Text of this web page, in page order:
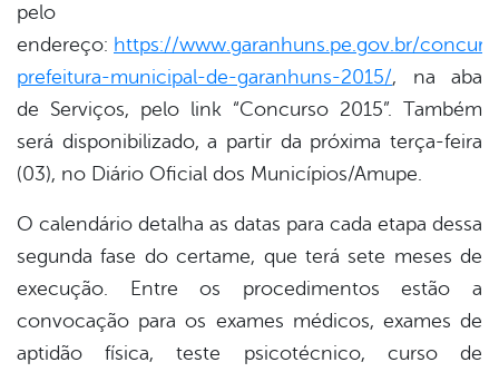
pelo
endereço: https://www.garanhuns.pe.gov.br/
prefeitura-municipal-de-garanhuns-2015/, na aba
de Serviços, pelo link “Concurso 2015”. Também
será disponibilizado, a partir da próxima terça-feira
(03), no Diário Oficial dos Municípios/Amupe.
O calendário detalha as datas para cada etapa dessa
segunda fase do certame, que terá sete meses de
execução. Entre os procedimentos estão a
convocação para os exames médicos, exames de
aptidão física, teste psicotécnico, curso de